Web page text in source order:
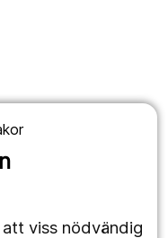
viss nödvändig